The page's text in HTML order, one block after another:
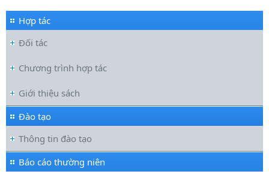
Hợp tác
Đối tác
Chương trình hợp tác
Giới thiệu sách
Đào tạo
Thông tin đào tạo
Báo cáo thường niên